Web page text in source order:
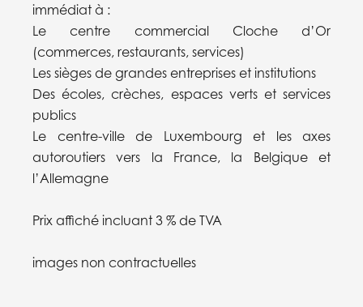
immédiat à :
Le centre commercial Cloche d’Or
(commerces, restaurants, services)
Les sièges de grandes entreprises et institutions
Des écoles, crèches, espaces verts et services
publics
Le centre-ville de Luxembourg et les axes
autoroutiers vers la France, la Belgique et
l’Allemagne
Prix affiché incluant 3 % de TVA
images non contractuelles